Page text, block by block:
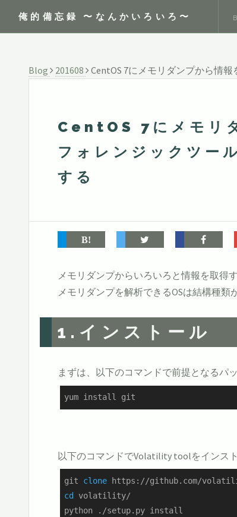
俺的備忘録 〜なんかいろいろ〜
Blog 201608 CentOS 7にメモリダンプから情
CentOS 7にメモリ
フォレンジックツ
する
メモリダンプからいろいろと情報を取得
メモリダンプを解析できるOSは結構種類
1.インストール
まずは、以下のコマンドで前提となるパ
yum install git
以下のコマンドでVolatility toolをインスト
git clone
cd volatility/
python ./setup.py install